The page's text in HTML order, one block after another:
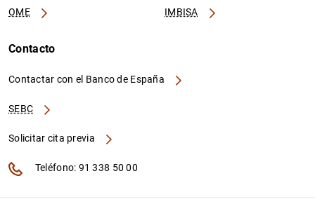
OME IMBISA
Contacto
Contactar con el Banco de España
SEBC
Solicitar cita previa
Teléfono: 91 338 50 00